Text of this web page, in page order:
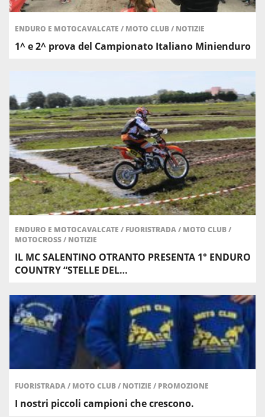
ENDURO E MOTOCAVALCATE / MOTO CLUB/ NOTIZIE
1^ e 2^ prova del Campionato Italiano Minienduro
ENDURO E MOTOCAVALCATE / FUORISTRADA/ MOTO CLUB/
MOTOCROSS/ NOTIZIE
IL MC SALENTINO OTRANTO PRESENTA 1° ENDURO
COUNTRY “STELLE DEL…
FUORISTRADA/ MOTO CLUB/ NOTIZIE / PROMOZIONE
I nostri piccoli campioni che crescono.